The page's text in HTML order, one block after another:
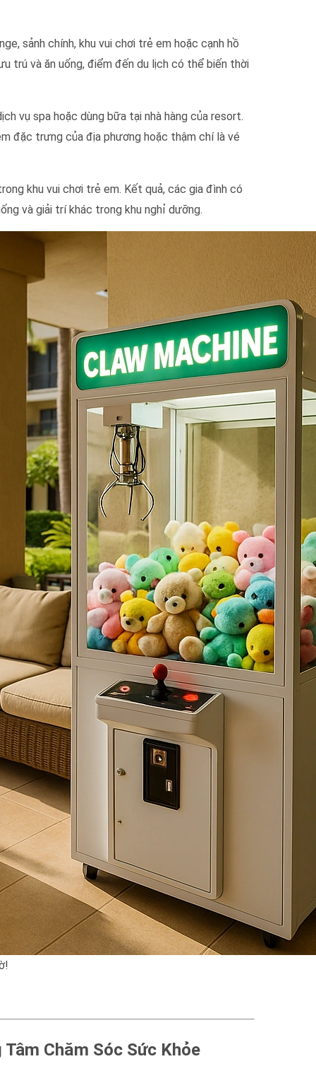
sảnh chính, khu vui chơi trẻ em hoặc cạnh hồ
trú và ăn uống, điểm đến du lịch có thể biến thời
vụ spa hoặc dùng bữa tại nhà hàng của resort.
đặc trưng của địa phương hoặc thậm chí là vé
khu vui chơi trẻ em. Kết quả, các gia đình có
và giải trí khác trong khu nghỉ dưỡng.
Chăm Sóc Sức Khỏe